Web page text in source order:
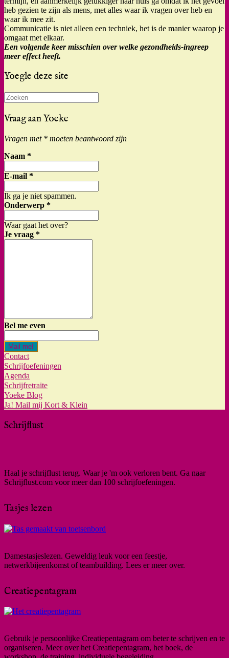
heb gezien te zijn als mens, met alles waar ik vragen over heb en
waar ik mee zit.
Communicatie is niet alleen een techniek, het is de manier waarop je
omgaat met elkaar.
Een volgende keer misschien over welke gezondheids-ingreep
meer effect heeft.
Yoegle deze site
Zoeken
naar:
Vraag aan Yoeke
Vragen met * moeten beantwoord zijn
Naam *
E-mail *
Ik ga je niet spammen.
Onderwerp *
Waar gaat het over?
Je vraag *
Bel me even
Mail me!
Contact
Schrijfoefeningen
Agenda
Schrijfretraite
Yoeke Blog
Ja! Mail mij Kort & Klein
Schrijflust
Haal je schrijflust terug. Waar je 'm ook verloren bent. Ga naar
Schrijflust.com voor meer dan 100 schrijfoefeningen.
Tasjes lezen
Damestasjeslezen. Geweldig leuk voor een feestje,
netwerkbijeenkomst of teambuilding. Lees er meer over.
Creatiepentagram
Gebruik je persoonlijke Creatiepentagram om beter te schrijven en te
organiseren. Meer over het Creatiepentagram, het boek, de